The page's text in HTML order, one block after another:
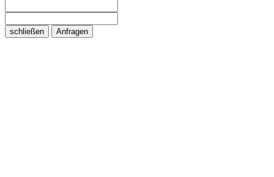
schließen Anfragen